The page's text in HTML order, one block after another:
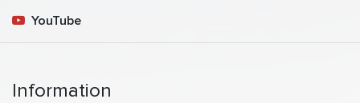
YouTube
Information